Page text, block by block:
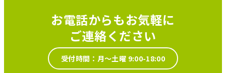
お電話からもお気軽に
ご連絡ください
受付時間：月～土曜 9:00-18:00